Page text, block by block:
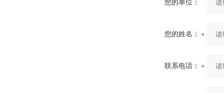
您的单位：
您的姓名：
联系电话：